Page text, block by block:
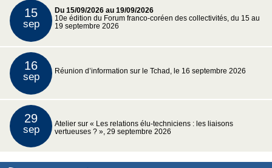
15
sep
Du 15/09/2026 au 19/09/2026
10e édition du Forum franco-coréen des collectivités, du 15 au
19 septembre 2026
16
sep Réunion d’information sur le Tchad, le 16 septembre 2026
29
sep
Atelier sur « Les relations élu-techniciens : les liaisons
vertueuses ? », 29 septembre 2026